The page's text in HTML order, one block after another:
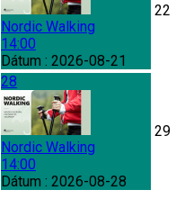
Nordic Walking
14:00
Dátum : 2026-08-21
22
28
Nordic Walking
14:00
Dátum : 2026-08-28
29